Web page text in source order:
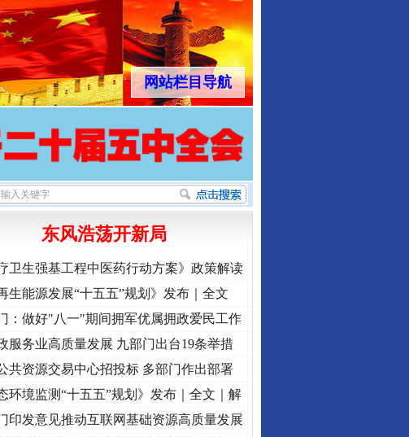
网站栏目导航
东风浩荡开新局
卫生强基工程中医药行动方案》政策解读
生能源发展“十五五”规划》发布｜全文
：做好"八一"期间拥军优属拥政爱民工作
服务业高质量发展 九部门出台19条举措
共资源交易中心招投标 多部门作出部署
环境监测“十五五”规划》发布｜全文｜解
印发意见推动互联网基础资源高质量发展
行业协会接连发公告